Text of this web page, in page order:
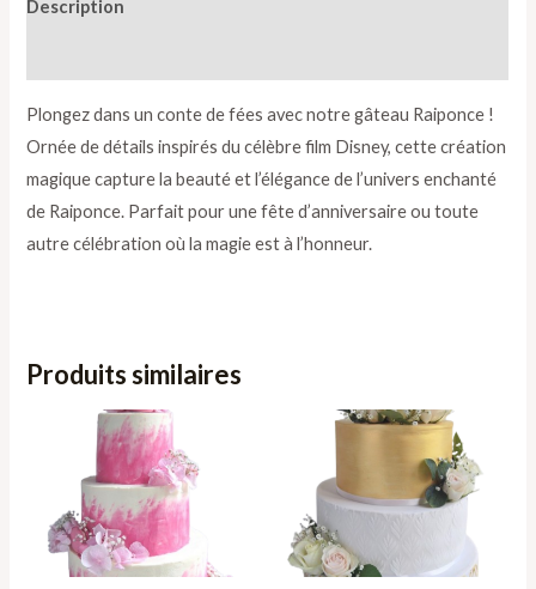
Description
Plongez dans un conte de fées avec notre gâteau Raiponce !
Ornée de détails inspirés du célèbre film Disney, cette création
magique capture la beauté et l’élégance de l’univers enchanté
de Raiponce. Parfait pour une fête d’anniversaire ou toute
autre célébration où la magie est à l’honneur.
Produits similaires
prix :
211,00 €
à
664,65 €
Plage
prix :
211,00 €
à